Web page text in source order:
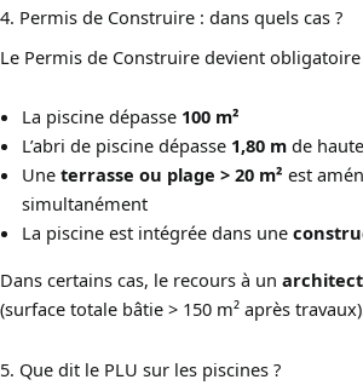
4. Permis de Construire : dans quels cas ?
Le Permis de Construire devient obligatoire
La piscine dépasse 100 m²
L’abri de piscine dépasse 1,80 mde
Une terrasse ou plage > 20 m² est
simultanément
La piscine est intégrée dans une
Dans certains cas, le recours à un
(surface totale bâtie > 150 m² après
5. Que dit le PLU sur les piscines ?